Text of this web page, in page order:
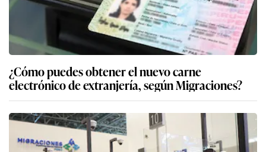
¿Cómo puedes obtener el nuevo carne
electrónico de extranjería, según Migraciones?